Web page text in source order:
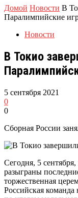
Домой Новости В
Паралимпийские
Новости
В Токио
5 сентября 2021
0
0
Сборная России
Сегодня, 5
разыграны
торжественная
Российская